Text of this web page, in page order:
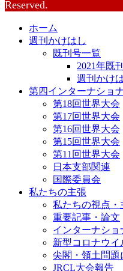
Reserved.
ホーム
週刊かけはし
既刊号一覧
2021年既
週刊かけ
第四インターナショ
第18回世界大会
第17回世界大会
第16回世界大会
第15回世界大会
第11回世界大会
日本支部関連
国際委員会
私たちの主張
私たちの視点・
重要記事・論文
インターナショ
新型コロナウイ
尖閣・領土問題
JRCL大会報告